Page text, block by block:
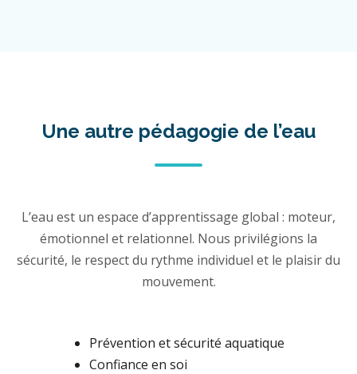
Une autre pédagogie de l’eau
L’eau est un espace d’apprentissage global : moteur,
émotionnel et relationnel. Nous privilégions la
sécurité, le respect du rythme individuel et le plaisir du
mouvement.
Prévention et sécurité aquatique
Confiance en soi